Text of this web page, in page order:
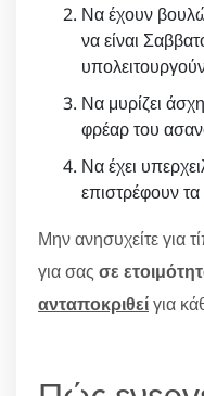
Να έχουν
να είναι
Να μυρίζει
φρέαρ του
Να έχει
επιστρέφουν
Μην ανησυχείτε για
για σας σε
ανταποκριθείγια